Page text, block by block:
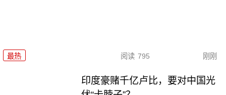
最热 阅读 795 刚刚
印度豪赌千亿卢比，要对中国光